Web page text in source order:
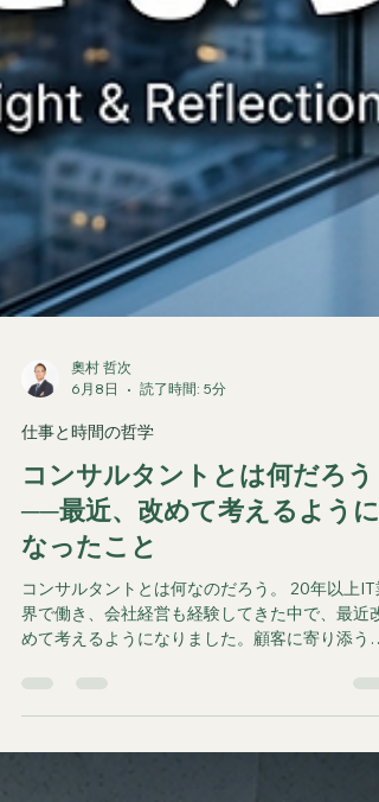
6月8日
読了時間: 5分
仕事と時間の哲学
コンサルタントとは何だろう
──最近、改めて考えるように
なったこと
コンサルタントとは何なのだろう。 20年以上IT業
めて考えるようになりました。顧客に寄り添うこ
めました。